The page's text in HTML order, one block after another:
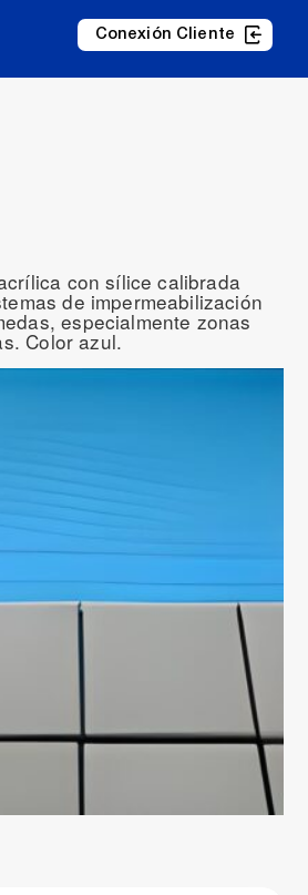
Conexión Cliente
con sílice calibrada
de impermeabilización
especialmente zonas
Color azul.